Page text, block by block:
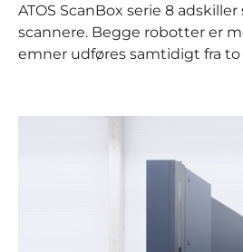
ATOS ScanBox serie 8
scannere. Begge robotter er
emner udføres samtidigt fra to